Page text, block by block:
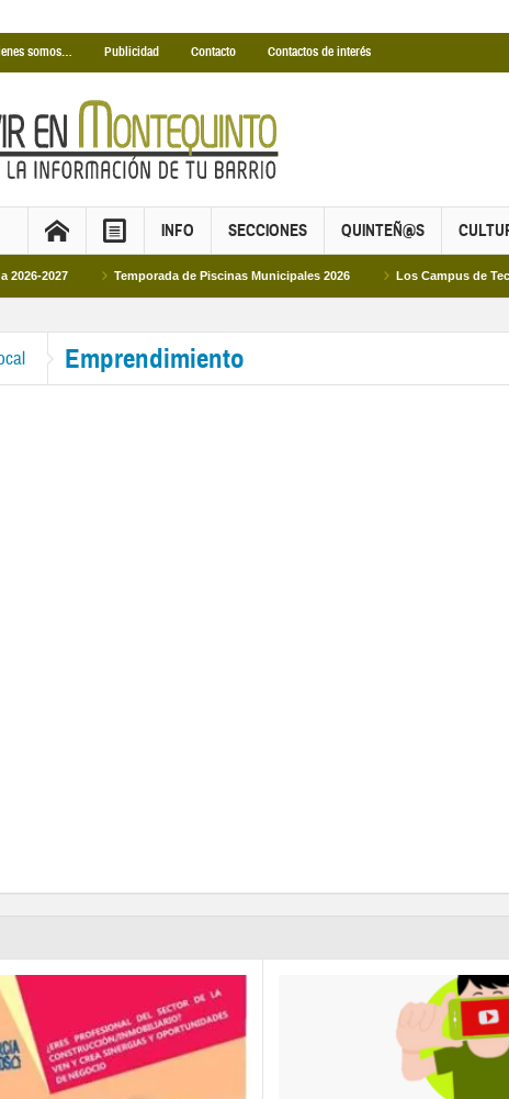
somos… Publicidad Contacto Contactos de interés
INFO SECCIONES QUINTEÑ@S
Temporada de Piscinas Municipales 2026 Los Campus de Tecnificación
Emprendimiento